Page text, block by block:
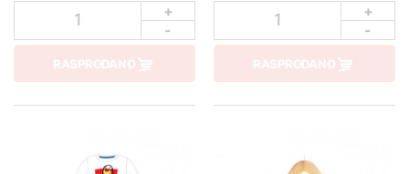
1
+
-
RASPRODANO
1
+
-
RASPRODANO